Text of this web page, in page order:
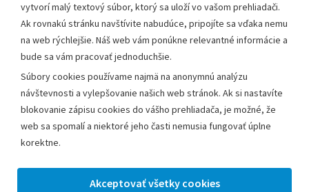
vytvorí malý textový súbor, ktorý sa uloží vo vašom prehliadači.
Ak rovnakú stránku navštívite nabudúce, pripojíte sa vďaka nemu
na web rýchlejšie. Náš web vám ponúkne relevantné informácie a
bude sa vám pracovať jednoduchšie.
Súbory cookies používame najmä na anonymnú analýzu
návštevnosti a vylepšovanie našich web stránok. Ak si nastavíte
blokovanie zápisu cookies do vášho prehliadača, je možné, že
web sa spomalí a niektoré jeho časti nemusia fungovať úplne
korektne.
Mestský úrad Leopoldov
Hlohovská cesta 1818/2A
920 41 Leopoldov
Kontakt:
Telefón:+42133/285 27 11
Email:
mesto@leopoldov.sk
primatorka@leopoldov.sk